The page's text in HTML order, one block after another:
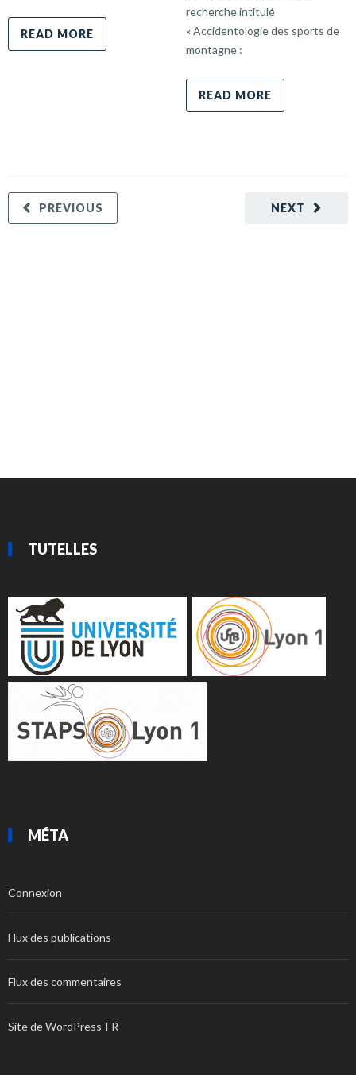
READ MORE
recherche intitulé
« Accidentologie des sports de
montagne :
READ MORE
NEXT
PREVIOUS
TUTELLES
MÉTA
Connexion
Flux des publications
Flux des commentaires
Site de WordPress-FR